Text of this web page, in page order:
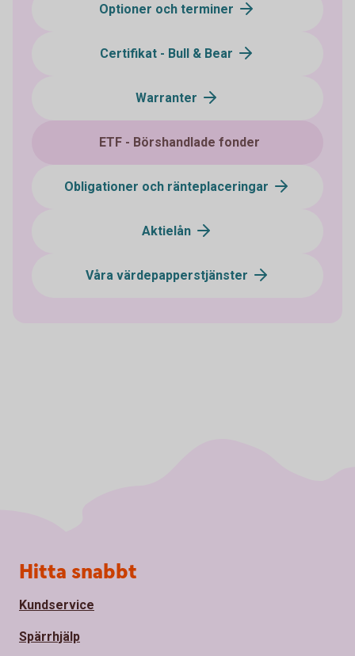
Optioner och terminer
Certifikat - Bull & Bear
Warranter
ETF - Börshandlade fonder
Obligationer och ränteplaceringar
Aktielån
Våra värdepapperstjänster
Sidfot
Hitta snabbt
Kundservice
Spärrhjälp